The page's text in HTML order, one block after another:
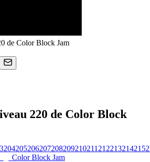
de Color Block Jam
220 de Color Block
204205206207208209210211 212213214215
Color Block Jam